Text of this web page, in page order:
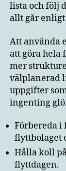
lista och följ
allt går
Att använda
att göra hela
mer
välplanerad
uppgifter
ingenting
Förbereda i
flyttbolaget
Hålla koll
flyttdagen.